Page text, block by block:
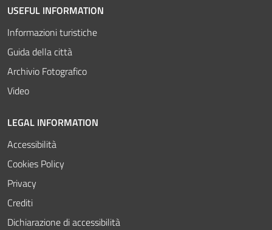
USEFUL INFORMATION
Informazioni turistiche
Guida della città
Archivio Fotografico
Video
LEGAL INFORMATION
Accessibilità
Cookies Policy
Privacy
Crediti
Dichiarazione di accessibilità